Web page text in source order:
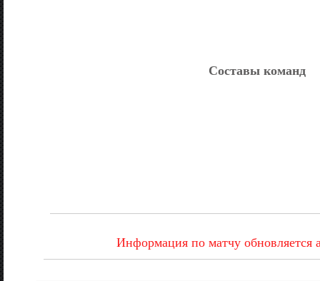
Составы команд
Информация по матчу обновляется